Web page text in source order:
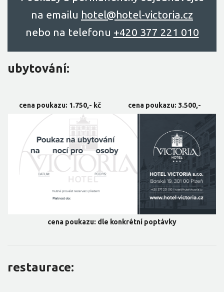
na emailu hоtel@hоtel-victоriа.cz
nebo na telefonu +420 377 221 010
ubytování:
cena poukazu: 1.750,- kč cena poukazu: 3.500,-
cena poukazu: dle konkrétní poptávky
restaurace: